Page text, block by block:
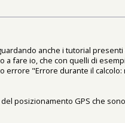
anche i tutorial presenti
fare io, che con quelli di
errore "Errore durante il
posizionamento GPS che